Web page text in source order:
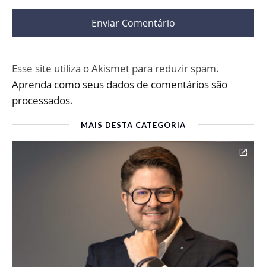
Esse site utiliza o Akismet para reduzir spam.
Aprenda como seus dados de comentários são
processados.
MAIS DESTA CATEGORIA